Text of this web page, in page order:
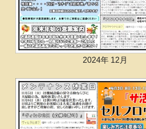
2024年 12月